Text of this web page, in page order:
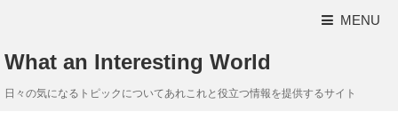
MENU
What an Interesting World
日々の気になるトピックについてあれこれと役立つ情報を提供するサイト